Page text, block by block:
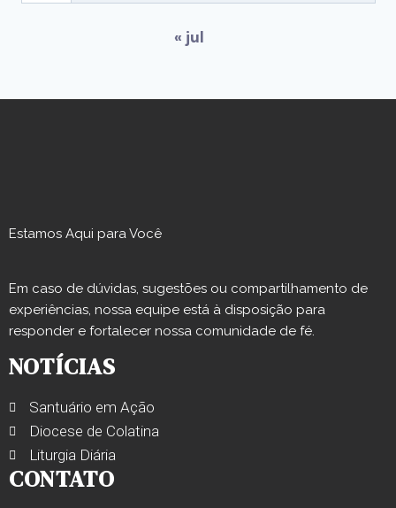
« jul
Estamos Aqui para Você
Em caso de dúvidas, sugestões ou compartilhamento de
experiências, nossa equipe está à disposição para
responder e fortalecer nossa comunidade de fé.
NOTÍCIAS
Santuário em Ação
Diocese de Colatina
Liturgia Diária
CONTATO